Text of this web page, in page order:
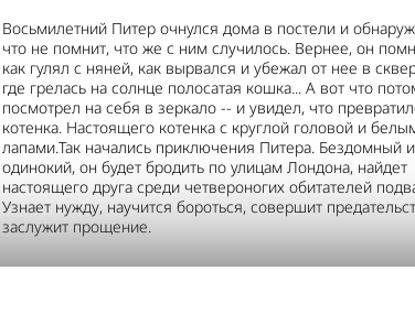
Восьмилетний Питер очнулся дома в постели и
что не помнит, что же с ним случилось. Вернее, он
как гулял с няней, как вырвался и убежал от нее в
где грелась на солнце полосатая кошка... А вот что
посмотрел на себя в зеркало -- и увидел, что
котенка. Настоящего котенка с круглой головой и
лапами.Так начались приключения Питера. Бездомный и
одинокий, он будет бродить по улицам Лондона, найдет
настоящего друга среди четвероногих обитателей
Узнает нужду, научится бороться, совершит
заслужит прощение.